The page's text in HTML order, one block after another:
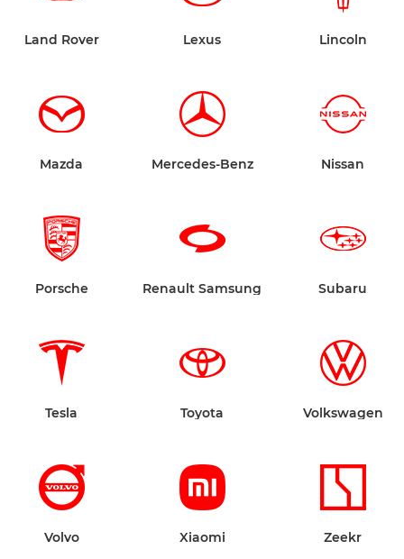
Land Rover Lexus Lincoln
Mazda Mercedes-Benz Nissan
Porsche Renault Samsung Subaru
Tesla Toyota Volkswagen
Volvo Xiaomi Zeekr